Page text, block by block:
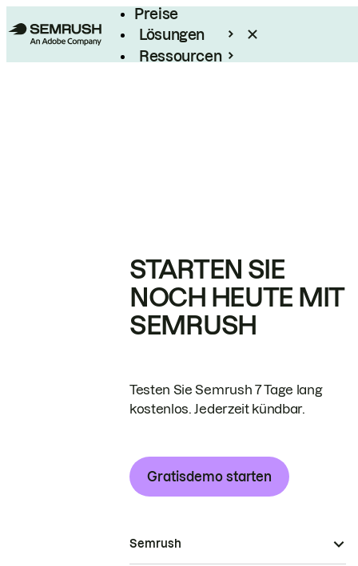
Preise
Lösungen
Ressourcen
STARTEN SIE
NOCH HEUTE MIT
SEMRUSH
Testen Sie Semrush 7 Tage lang
kostenlos. Jederzeit kündbar.
Gratisdemo starten
Semrush